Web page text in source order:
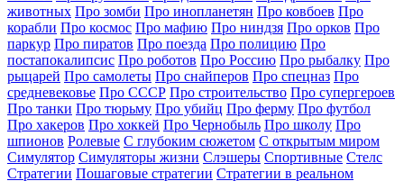
животных Про зомби Про инопланетян Про ковбоев Про
корабли Про космос Про мафию Про ниндзя Про орков Про
паркур Про пиратов Про поезда Про полицию Про
постапокалипсис Про роботов Про Россию Про рыбалку Про
рыцарей Про самолеты Про снайперов Про спецназ Про
средневековье Про СССР Про строительство Про супергероев
Про танки Про тюрьму Про убийц Про ферму Про футбол
Про хакеров Про хоккей Про Чернобыль Про школу Про
шпионов Ролевые С глубоким сюжетом С открытым миром
Симулятор Симуляторы жизни Слэшеры Спортивные Стелс
Стратегии Пошаговые стратегии Стратегии в реальном